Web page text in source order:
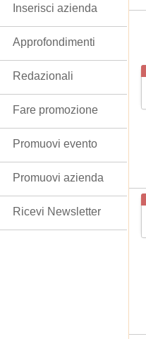
Inserisci azienda
Approfondimenti
Redazionali
Fare promozione
Promuovi evento
Promuovi azienda
Ricevi Newsletter